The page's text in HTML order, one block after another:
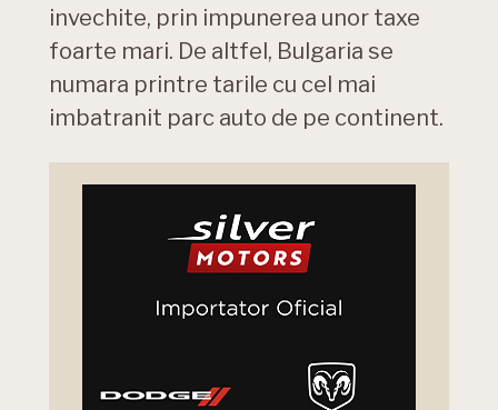
invechite, prin impunerea unor taxe
foarte mari. De altfel, Bulgaria se
numara printre tarile cu cel mai
imbatranit parc auto de pe continent.